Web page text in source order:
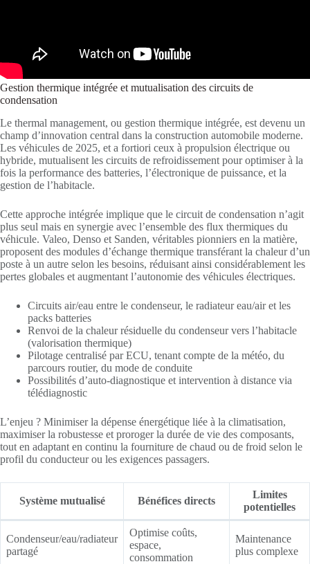
Gestion thermique intégrée et mutualisation des circuits de
condensation
Le thermal management, ou gestion thermique intégrée, est devenu un
champ d’innovation central dans la construction automobile moderne.
Les véhicules de 2025, et a fortiori ceux à propulsion électrique ou
hybride, mutualisent les circuits de refroidissement pour optimiser à la
fois la performance des batteries, l’électronique de puissance, et la
gestion de l’habitacle.
Cette approche intégrée implique que le circuit de condensation n’agit
plus seul mais en synergie avec l’ensemble des flux thermiques du
véhicule. Valeo, Denso et Sanden, véritables pionniers en la matière,
proposent des modules d’échange thermique transférant la chaleur d’un
poste à un autre selon les besoins, réduisant ainsi considérablement les
pertes globales et augmentant l’autonomie des véhicules électriques.
Circuits air/eau entre le condenseur, le radiateur eau/air et les
packs batteries
Renvoi de la chaleur résiduelle du condenseur vers l’habitacle
(valorisation thermique)
Pilotage centralisé par ECU, tenant compte de la météo, du
parcours routier, du mode de conduite
Possibilités d’auto-diagnostique et intervention à distance via
télédiagnostic
L’enjeu ? Minimiser la dépense énergétique liée à la climatisation,
maximiser la robustesse et proroger la durée de vie des composants,
tout en adaptant en continu la fourniture de chaud ou de froid selon le
profil du conducteur ou les exigences passagers.
Système mutualisé Bénéfices directs
Limites
potentielles
Condenseur/eau/radiateur
partagé
Optimise coûts,
espace,
consommation
Maintenance
plus complexe